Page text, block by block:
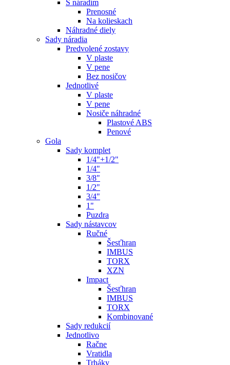
S náradím
Prenosné
Na kolieskach
Náhradné diely
Sady náradia
Predvolené zostavy
V plaste
V pene
Bez nosičov
Jednotlivé
V plaste
V pene
Nosiče náhradné
Plastové ABS
Penové
Gola
Sady komplet
1/4"+1/2"
1/4"
3/8"
1/2"
3/4"
1"
Puzdra
Sady nástavcov
Ručné
Šesťhran
IMBUS
TORX
XZN
Impact
Šesťhran
IMBUS
TORX
Kombinované
Sady redukcií
Jednotlivo
Račne
Vratidla
Trháky